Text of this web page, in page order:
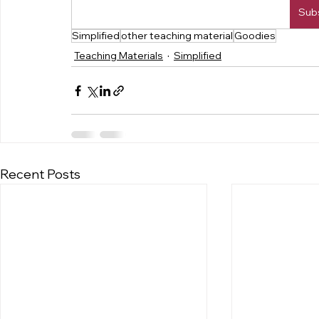
Simplifiedother teaching materialGoodies
Teaching Materials
Simplified
Recent Posts